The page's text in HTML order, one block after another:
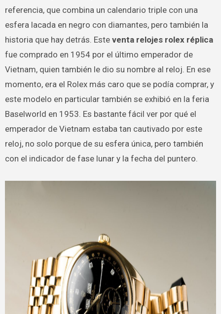
referencia, que combina un calendario triple con una
esfera lacada en negro con diamantes, pero también la
historia que hay detrás. Este venta relojes rolex réplica
fue comprado en 1954 por el último emperador de
Vietnam, quien también le dio su nombre al reloj. En ese
momento, era el Rolex más caro que se podía comprar, y
este modelo en particular también se exhibió en la feria
Baselworld en 1953. Es bastante fácil ver por qué el
emperador de Vietnam estaba tan cautivado por este
reloj, no solo porque de su esfera única, pero también
con el indicador de fase lunar y la fecha del puntero.